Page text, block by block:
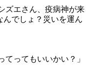
ズエさん、疫病神が来
んでしょ？災いを運ん
ってもいいかい？」